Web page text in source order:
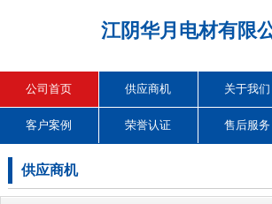
江阴华月电材有限
公司首页 供应商机 关于我们
客户案例 荣誉认证 售后服务
供应商机